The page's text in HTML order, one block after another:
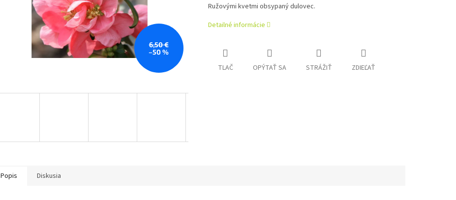
6,50 €
–50 %
Ružovými kvetmi obsypaný dulovec.
Detailné informácie
TLAČ OPÝTAŤ SA STRÁŽIŤ ZDIEĽAŤ
Popis Diskusia